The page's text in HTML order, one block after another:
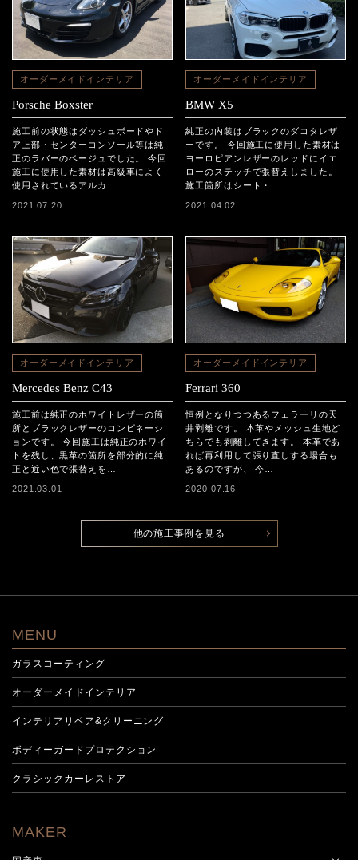
オーダーメイドインテリア
Porsche Boxster
施工前の状態はダッシュボードやド
ア上部・センターコンソール等は純
正のラバーのベージュでした。 今回
施工に使用した素材は高級車によく
使用されているアルカ…
2021.07.20
オーダーメイドインテリア
BMW X5
純正の内装はブラックのダコタレザ
ーです。 今回施工に使用した素材は
ヨーロピアンレザーのレッドにイエ
ローのステッチで張替えしました。
施工箇所はシート・…
2021.04.02
オーダーメイドインテリア
Mercedes Benz C43
施工前は純正のホワイトレザーの箇
所とブラックレザーのコンビネーシ
ョンです。 今回施工は純正のホワイ
トを残し、黒革の箇所を部分的に純
正と近い色で張替えを…
2021.03.01
オーダーメイドインテリア
Ferrari 360
恒例となりつつあるフェラーリの天
井剥離です。 本革やメッシュ生地ど
ちらでも剥離してきます。 本革であ
れば再利用して張り直しする場合も
あるのですが、 今…
2020.07.16
他の施工事例を見る
MENU
ガラスコーティング
オーダーメイドインテリア
インテリアリペア&クリーニング
ボディーガードプロテクション
クラシックカーレストア
MAKER